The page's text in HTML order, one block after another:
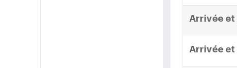
Arrivée et
Arrivée et